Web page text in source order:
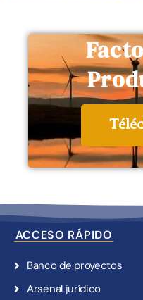
ACCESO RÁPIDO
Banco de proyectos
Arsenal jurídico